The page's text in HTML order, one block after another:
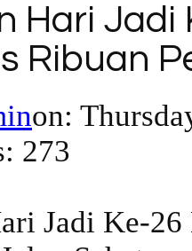
Hari Jadi
Ribuan
on:
273